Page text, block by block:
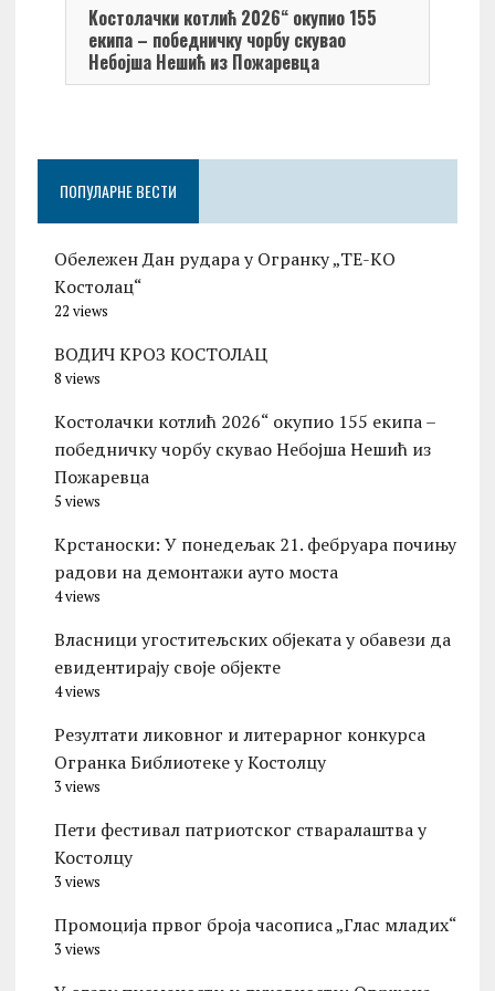
Kостолачки котлић 2026“ окупио 155
екипа – победничку чорбу скувао
Небојша Нешић из Пожаревца
ПОПУЛАРНЕ ВЕСТИ
Обележен Дан рудара у Огранку „ТЕ-KО
Kостолац“
22 views
ВОДИЧ КРОЗ КОСТОЛАЦ
8 views
Kостолачки котлић 2026“ окупио 155 екипа –
победничку чорбу скувао Небојша Нешић из
Пожаревца
5 views
Kрстаноски: У понедељак 21. фебруара почињу
радови на демонтажи ауто моста
4 views
Власници угоститељских објеката у обавези да
евидентирају своје објекте
4 views
Резултати ликовног и литерарног конкурса
Огранка Библиотеке у Костолцу
3 views
Пети фестивал патриотског стваралаштва у
Костолцу
3 views
Промоција првог броја часописа „Глас младих“
3 views